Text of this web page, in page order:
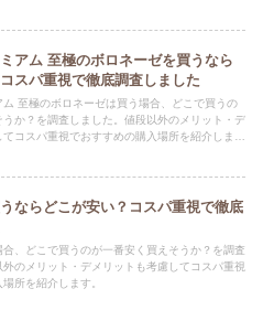
アム 至極のボロネーゼを買うなら
スパ重視で徹底調査しました
ム 至極のボロネーゼは買う場合、どこで買うの
うか？を調査しました。値段以外のメリット・デ
てコスパ重視でおすすめの購入場所を紹介しま
ならどこが安い？コスパ重視で徹底
合、どこで買うのが一番安く買えそうか？を調査
外のメリット・デメリットも考慮してコスパ重視
所を紹介します。